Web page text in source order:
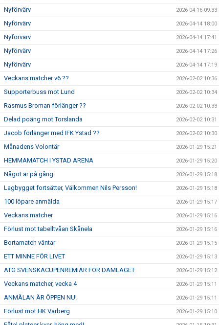
Nyförvärv 2026-04-16 09:33
Nyförvärv 2026-04-14 18:00
Nyförvärv 2026-04-14 17:41
Nyförvärv 2026-04-14 17:26
Nyförvärv 2026-04-14 17:19
Veckans matcher v6 ?? 2026-02-02 10:36
Supporterbuss mot Lund 2026-02-02 10:34
Rasmus Broman förlänger ?? 2026-02-02 10:33
Delad poäng mot Torslanda 2026-02-02 10:31
Jacob förlänger med IFK Ystad ?? 2026-02-02 10:30
Månadens Volontär 2026-01-29 15:21
HEMMAMATCH I YSTAD ARENA 2026-01-29 15:20
Något är på gång 2026-01-29 15:18
Lagbygget fortsätter, Välkommen Nils Persson! 2026-01-29 15:18
100 löpare anmälda 2026-01-29 15:17
Veckans matcher 2026-01-29 15:16
Förlust mot tabelltvåan Skånela 2026-01-29 15:16
Bortamatch väntar 2026-01-29 15:15
ETT MINNE FÖR LIVET 2026-01-29 15:13
ATG SVENSKACUPENREMIÄR FÖR DAMLAGET 2026-01-29 15:12
Veckans matcher, vecka 4 2026-01-29 15:11
ANMÄLAN ÄR ÖPPEN NU! 2026-01-29 15:11
Förlust mot HK Varberg 2026-01-29 15:10